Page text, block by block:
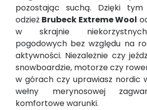
pozostając suchą. Dzięki tym
odzież Brubeck Extreme Wool
w skrajnie
pogodowych bez względu na
aktywności. Niezależnie czy
snowboardzie, motorze czy
w górach czy uprawiasz nordic
wełny merynosowej
komfortowe warunki.